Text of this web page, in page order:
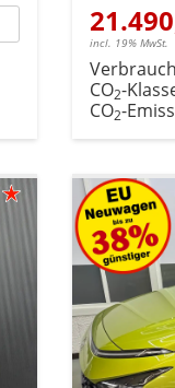
incl. 19% MwSt.
CO2-
CO2-